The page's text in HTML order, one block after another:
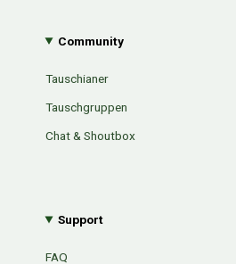
Community
Tauschianer
Tauschgruppen
Chat & Shoutbox
Support
FAQ